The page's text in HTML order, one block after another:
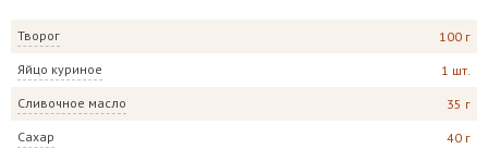
Творог 100 г
Яйцо куриное 1 шт.
Сливочное масло 35 г
Сахар 40 г